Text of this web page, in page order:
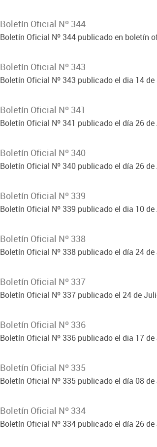
Boletín Oficial Nº 344
Boletín Oficial Nº 344 publicado en boletín
Boletín Oficial Nº 343
Boletín Oficial Nº 343 publicado el dia 14
Boletín Oficial Nº 341
Boletín Oficial Nº 341 publicado el día 26
Boletín Oficial Nº 340
Boletín Oficial Nº 340 publicado el día 26
Boletín Oficial Nº 339
Boletín Oficial Nº 339 publicado el dia 10
Boletín Oficial Nº 338
Boletín Oficial Nº 338 publicado el día 24
Boletín Oficial Nº 337
Boletín Oficial Nº 337 publicado el 24 de
Boletín Oficial Nº 336
Boletín Oficial Nº 336 publicado el dia 17
Boletín Oficial Nº 335
Boletín Oficial Nº 335 publicado el día 08
Boletín Oficial Nº 334
Boletín Oficial Nº 334 publicado el día 26